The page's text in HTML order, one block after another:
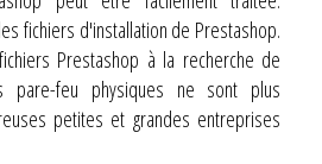
fichiers d'installation de Prestashop.
Prestashop à la recherche de
pare-feu physiques ne sont plus
petites et grandes entreprises